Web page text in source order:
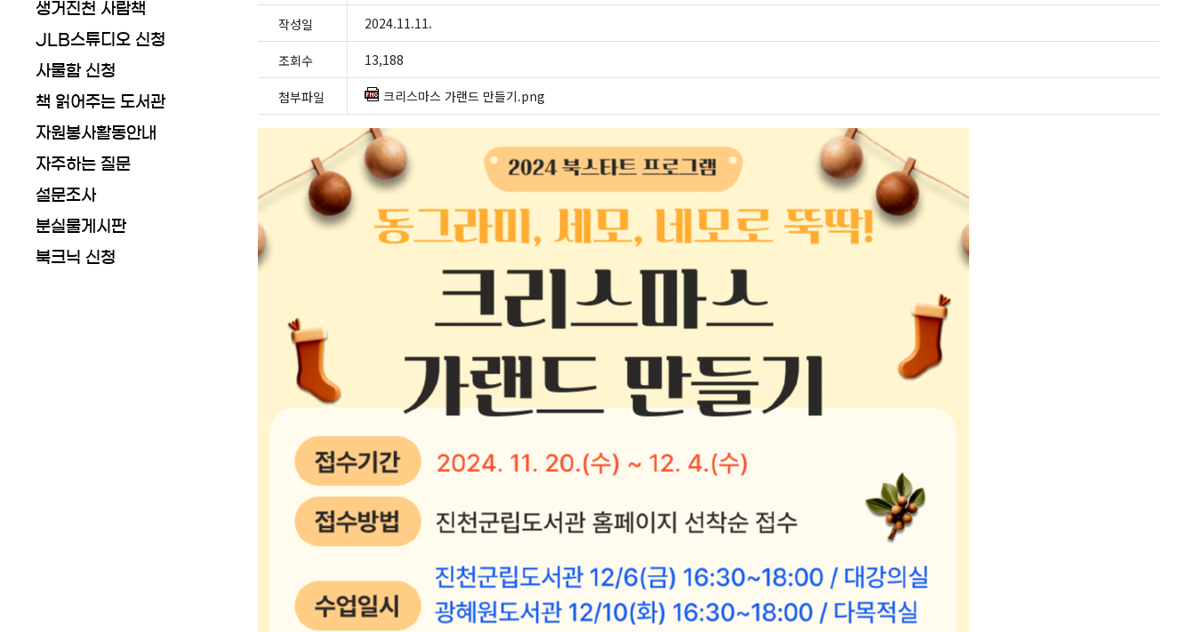
생거진천 사람책
JLB스튜디오 신청
사물함 신청
책 읽어주는 도서관
자원봉사활동안내
자주하는 질문
설문조사
분실물게시판
북크닉 신청
작성일 2024.11.11.
조회수 13,188
첨부파일 크리스마스 가랜드 만들기.png